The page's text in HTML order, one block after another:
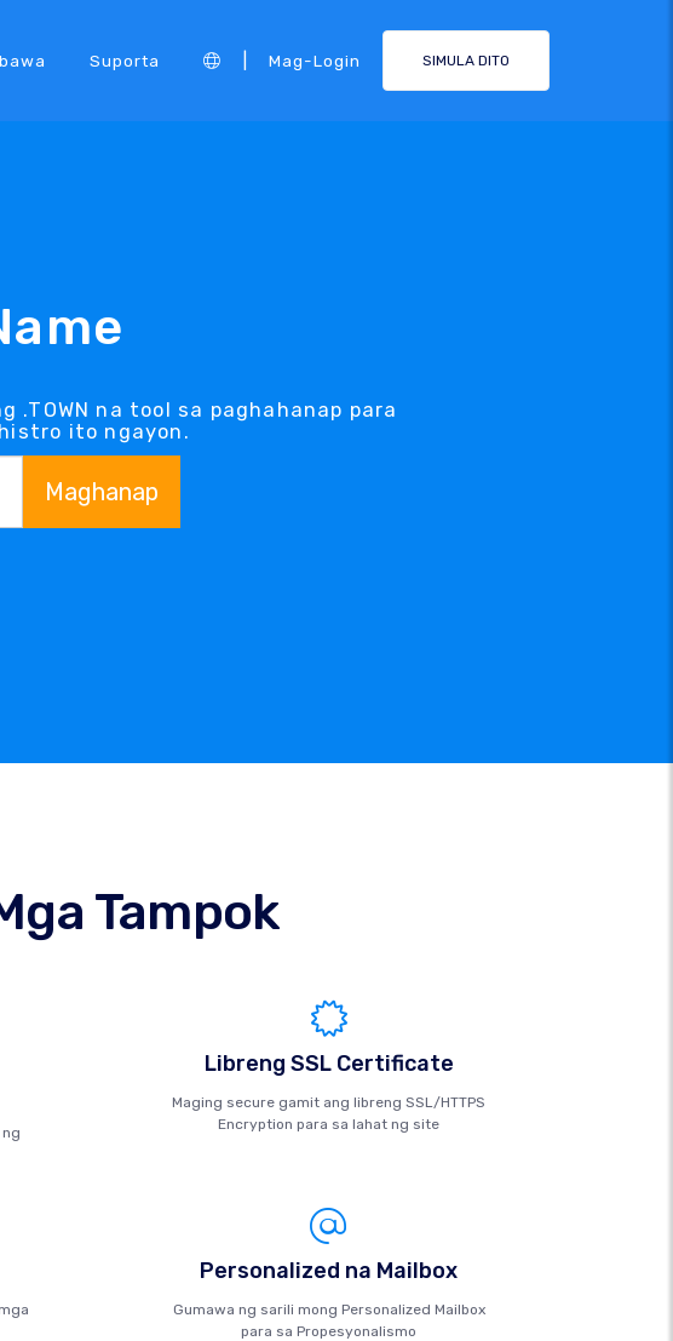
Suporta Mag-Login SIMULA DITO
.TOWN na tool sa paghahanap para
ito ngayon.
Maghanap
Tampok
Libreng SSL Certificate
Maging secure gamit ang libreng SSL/HTTPS
Encryption para sa lahat ng site
Personalized na Mailbox
Gumawa ng sarili mong Personalized Mailbox
para sa Propesyonalismo